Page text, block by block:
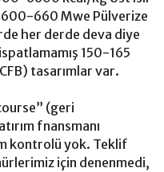
600-660 Mwe Pülverize
her derde deva diye
150-165
tasarımlar var.
(geri
fnansmanı
kontrolü yok. Teklif
için denenmedi,